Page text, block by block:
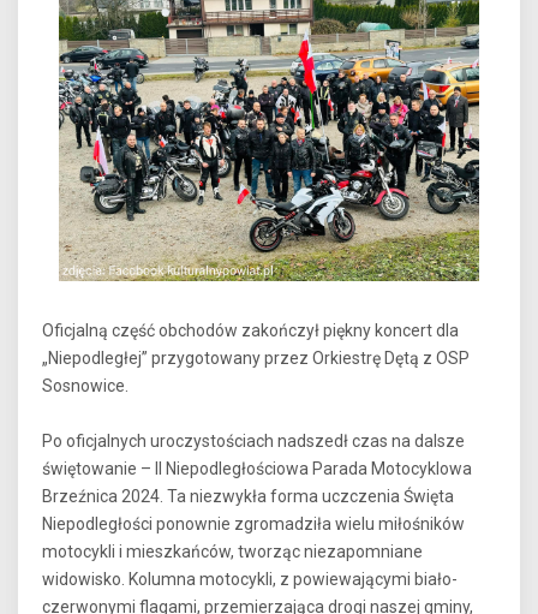
Oficjalną część obchodów zakończył piękny koncert dla
„Niepodległej” przygotowany przez Orkiestrę Dętą z OSP
Sosnowice.
Po oficjalnych uroczystościach nadszedł czas na dalsze
świętowanie – II Niepodległościowa Parada Motocyklowa
Brzeźnica 2024. Ta niezwykła forma uczczenia Święta
Niepodległości ponownie zgromadziła wielu miłośników
motocykli i mieszkańców, tworząc niezapomniane
widowisko. Kolumna motocykli, z powiewającymi biało-
czerwonymi flagami, przemierzająca drogi naszej gminy,